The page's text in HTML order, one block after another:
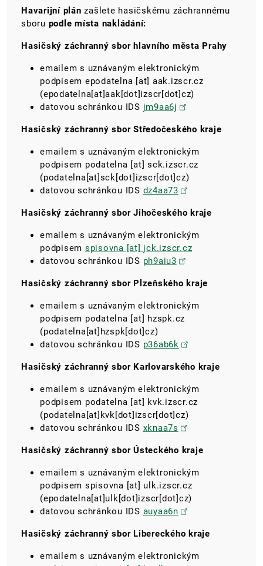
Havarijní plán zašlete hasičskému záchrannému
sboru podle místa nakládání:
Hasičský záchranný sbor hlavního města Prahy
emailem s uznávaným elektronickým
podpisem epodatelna [at] aak.izscr.cz
(epodatelna[at]aak[dot]izscr[dot]cz)
datovou schránkou IDS jm9aa6j
Hasičský záchranný sbor Středočeského kraje
emailem s uznávaným elektronickým
podpisem podatelna [at] sck.izscr.cz
(podatelna[at]sck[dot]izscr[dot]cz)
datovou schránkou IDS dz4aa73
Hasičský záchranný sbor Jihočeského kraje
emailem s uznávaným elektronickým
podpisem spisovna [at] jck.izscr.cz
datovou schránkou IDS ph9aiu3
Hasičský záchranný sbor Plzeňského kraje
emailem s uznávaným elektronickým
podpisem podatelna [at] hzspk.cz
(podatelna[at]hzspk[dot]cz)
datovou schránkou IDS p36ab6k
Hasičský záchranný sbor Karlovarského kraje
emailem s uznávaným elektronickým
podpisem podatelna [at] kvk.izscr.cz
(podatelna[at]kvk[dot]izscr[dot]cz)
datovou schránkou IDS xknaa7s
Hasičský záchranný sbor Ústeckého kraje
emailem s uznávaným elektronickým
podpisem spisovna [at] ulk.izscr.cz
(epodatelna[at]ulk[dot]izscr[dot]cz)
datovou schránkou IDS auyaa6n
Hasičský záchranný sbor Libereckého kraje
emailem s uznávaným elektronickým